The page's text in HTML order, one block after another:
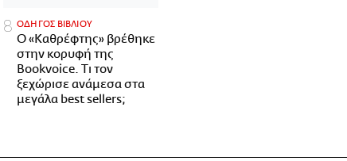
ΟΔΗΓΟΣ ΒΙΒΛΙΟΥ
Ο «Καθρέφτης» βρέθηκε
στην κορυφή της
Bookvoice. Τι τον
ξεχώρισε ανάμεσα στα
μεγάλα best sellers;